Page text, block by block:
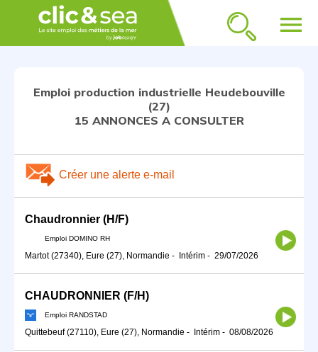
menu
Emploi production industrielle Heudebouville
(27)
15 ANNONCES A CONSULTER
Créer une alerte e-mail
Chaudronnier (H/F)
Emploi DOMINO RH
Martot (27340), Eure (27), Normandie - Intérim - 29/07/2026
CHAUDRONNIER (F/H)
Emploi RANDSTAD
Quittebeuf (27110), Eure (27), Normandie - Intérim - 08/08/2026